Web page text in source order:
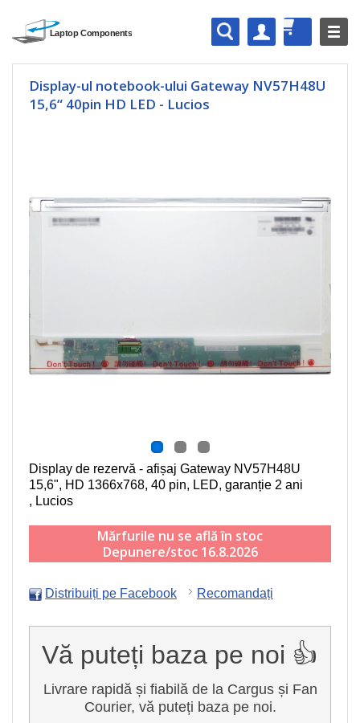
Display-ul notebook-ului Gateway NV57H48U
15,6“ 40pin HD LED - Lucios
Display de rezervă - afișaj Gateway NV57H48U
15,6", HD 1366x768, 40 pin, LED, garanție 2 ani
, Lucios
Mărfurile nu se află în stoc
Depunere/stoc 16.8.2026
Distribuiți pe Facebook Recomandați
Vă puteți baza pe noi 👍
Livrare rapidă și fiabilă de la Cargus și Fan
Courier, vă puteți baza pe noi.